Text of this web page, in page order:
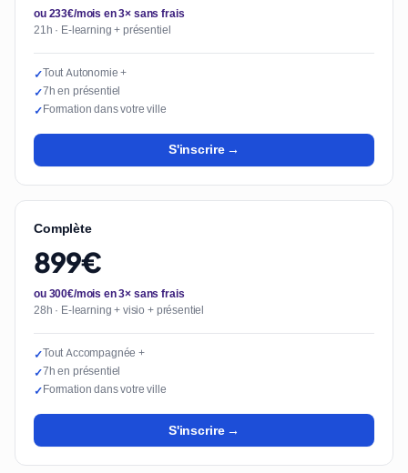
ou 233€/mois en 3× sans frais
21h · E-learning + présentiel
✓Tout Autonomie +
✓7h en présentiel
✓Formation dans votre ville
S'inscrire →
Complète
899€
ou 300€/mois en 3× sans frais
28h · E-learning + visio + présentiel
✓Tout Accompagnée +
✓7h en présentiel
✓Formation dans votre ville
S'inscrire →